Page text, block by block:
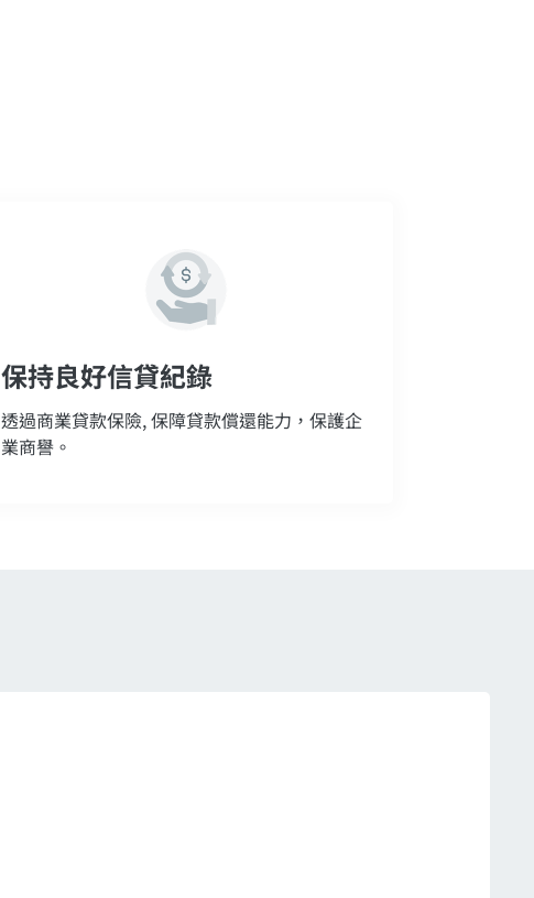
保持良好信貸紀錄
透過商業貸款保險, 保障貸款償還能力，保護企
業商譽。